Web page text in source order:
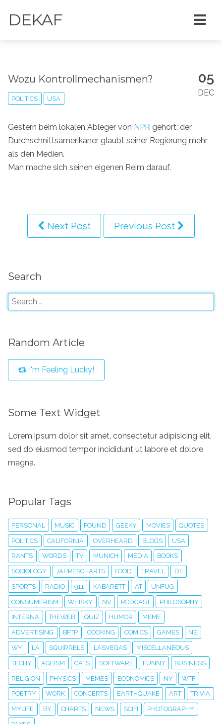
DEKAF
05
DEC
Wozu Kontrollmechanismen?
POLITICS USA
Gestern beim lokalen Ableger von NPR gehört: der
Durchschnittsamerikaner glaubt seiner Regierung mehr
als den Medien.
Man mache sich seinen eigenen Reim darauf.
Next Post Previous Post
Search
Random Article
I'm Feeling Lucky!
Some Text Widget
Lorem ipsum dolor sit amet, consectetur adipisicing elit,
sed do eiusmod tempor incididunt ut labore et dolore
magna.
Popular Tags
PERSONAL MUSIC FOUND GEEKY MOVIES QUOTES
POLITICS CALIFORNIA OVERHEARD BLOGS USA
RANTS WORDS TV MUNICH MEDIA BOOKS
SOCIOLOGY JAHRESCHARTS FOOD TRAVEL DE
SPORTS RADIO 911 KABARETT AT UNFUG
CONSUMERISM WHISKY NV PODCAST PHILOSOPHY
INTERNA THEWEB QUIZ HUMOR MEME
ADVERTISING BFTP COOKING COMICS GAMES NE
WY LA SQUIRRELS LASVEGAS MISCELLANEOUS
TECHY AGEISM CATS SOFTWARE FUNNY BUSINESS
RELIGION PHYSICS MEMES ECONOMICS NY WTF
POETRY WORK CONCERTS EARTHQUAKE ART TRIVIA
MYLIFE BY CHARTS NEWS SCIFI PHOTOGRAPHY